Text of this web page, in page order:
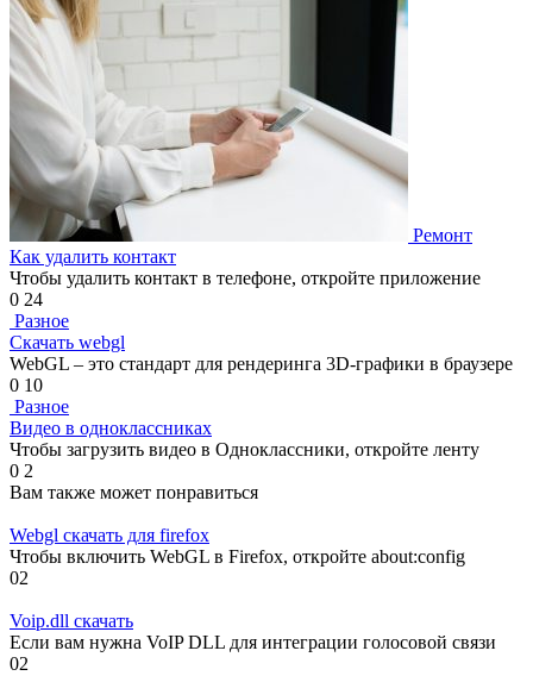
Ремонт
Как удалить контакт
Чтобы удалить контакт в телефоне, откройте приложение
0 24
Разное
Скачать webgl
WebGL – это стандарт для рендеринга 3D-графики в браузере
0 10
Разное
Видео в одноклассниках
Чтобы загрузить видео в Одноклассники, откройте ленту
0 2
Вам также может понравиться
Webgl скачать для firefox
Чтобы включить WebGL в Firefox, откройте about:config
02
Voip.dll скачать
Если вам нужна VoIP DLL для интеграции голосовой связи
02